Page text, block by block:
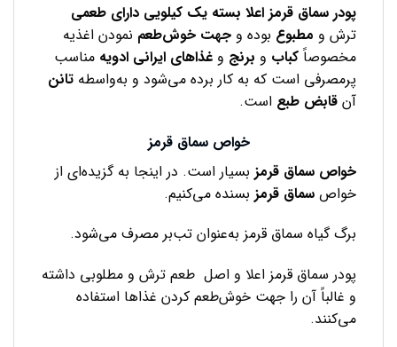
پودر سماق قرمز اعلا بسته یک کیلویی دارای طعمی
ترش و مطبوع بوده و جهت خوش‌طعم نمودن اغذیه
مخصوصاً کباب و برنج و غذاهای ایرانی ادویه مناسب
پرمصرفی است که به کار برده می‌شود و به‌واسطه تانن
آن قابض طبع است.
خواص سماق قرمز
خواص سماق قرمز بسیار است. در اینجا به گزیده‌ای از
خواص سماق قرمز بسنده می‌کنیم.
برگ گیاه سماق قرمز به‌عنوان تب‌بر مصرف می‌شود.
پودر سماق قرمز اعلا و اصل طعم ترش و مطلوبی داشته
و غالباً آن را جهت خوش‌طعم کردن غذاها استفاده
می‌کنند.